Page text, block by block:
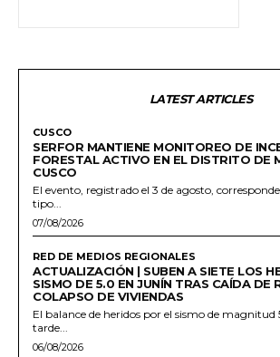
LATEST ARTICLES
CUSCO
SERFOR MANTIENE MONITOREO DE
FORESTAL ACTIVO EN EL DISTRITO DE
CUSCO
El evento, registrado el 3 de agosto,
tipo...
07/08/2026
RED DE MEDIOS REGIONALES
ACTUALIZACIÓN | SUBEN A SIETE LOS
SISMO DE 5.0 EN JUNÍN TRAS CAÍDA DE
COLAPSO DE VIVIENDAS
El balance de heridos por el sismo de magnitud
tarde...
06/08/2026